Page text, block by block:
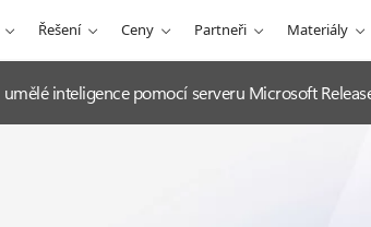
Řešení Ceny Partneři Materiály
inteligence pomocí serveru Microsoft